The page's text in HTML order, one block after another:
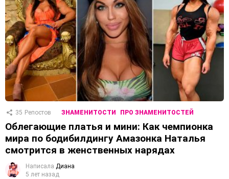
35 Репостов ЗНАМЕНИТОСТИ ПРО ЗНАМЕНИТОСТЕЙ
Облегающие платья и мини: Как чемпионка
мира по бодибилдингу Амазонка Наталья
смотрится в женственных нарядах
Написала Диана
5 лет назад